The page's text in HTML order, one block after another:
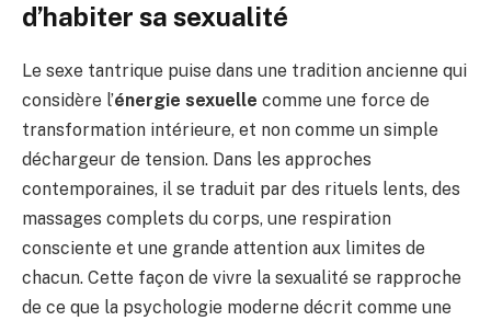
d’habiter sa sexualité
Le sexe tantrique puise dans une tradition ancienne qui
considère l’énergie sexuelle comme une force de
transformation intérieure, et non comme un simple
déchargeur de tension. Dans les approches
contemporaines, il se traduit par des rituels lents, des
massages complets du corps, une respiration
consciente et une grande attention aux limites de
chacun. Cette façon de vivre la sexualité se rapproche
de ce que la psychologie moderne décrit comme une